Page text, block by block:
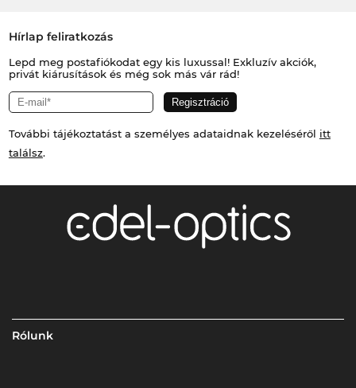
Hírlap feliratkozás
Lepd meg postafiókodat egy kis luxussal! Exkluzív akciók,
privát kiárusítások és még sok más vár rád!
További tájékoztatást a személyes adataidnak kezeléséről itt
találsz.
Rólunk